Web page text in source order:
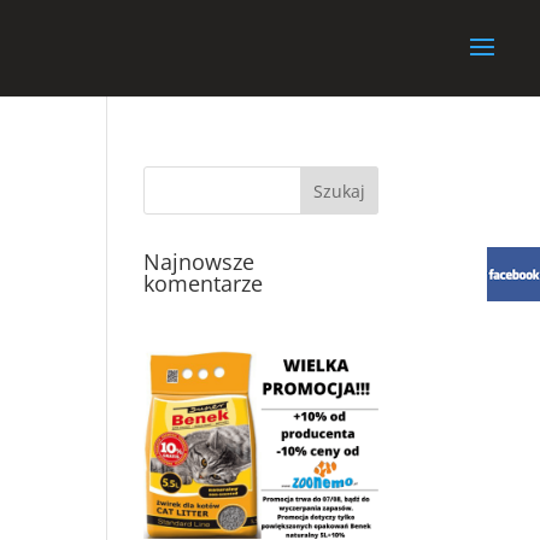
Najnowsze
komentarze